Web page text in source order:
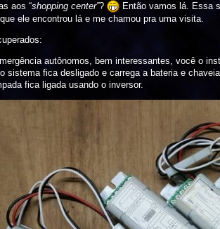
aos “shopping center”? Então vamos lá. Essa
ele encontrou lá e me chamou pra uma visita.
autônomos, bem interessantes, você o
sistema fica desligado e carrega a bateria e
fica ligada usando o inversor.